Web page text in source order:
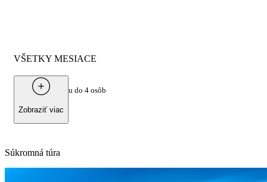
VŠETKY MESIACE
Od
600 € za skupinu do 4 osôb
Zobraziť viac
Súkromná túra